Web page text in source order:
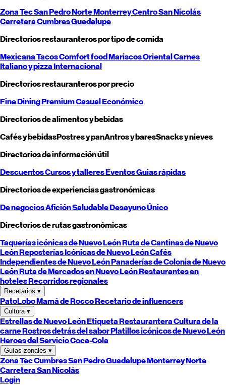
Zona TecSan PedroNorteMonterreyCentroSan Nicolás
CarreteraCumbresGuadalupe
Directorios restauranteros por tipo de comida
MexicanaTacosComfort foodMariscosOrientalCarnes
Italiano y pizzaInternacional
Directorios restauranteros por precio
Fine DiningPremiumCasualEconómico
Directorios de alimentos y bebidas
Cafés y bebidasPostres y panAntros y baresSnacks y nieves
Directorios de información útil
DescuentosCursos y talleresEventosGuías rápidas
Directorios de experiencias gastronómicas
De negociosAficiónSaludableDesayunoÚnico
Directorios de rutas gastronómicas
Taquerías icónicas deNuevo LeónRuta de Cantinas deNuevo
LeónReposterías Icónicas deNuevo LeónCafés
Independientes deNuevo LeónPanaderías de Colonia deNuevo
LeónRuta de Mercados enNuevo LeónRestaurantes en
hotelesRecorridos regionales
Recetarios ▾
PatoLoboMamá de RoccoRecetario de influencers
Cultura ▾
Estrellas deNuevo LeónEtiqueta RestauranteraCultura de la
carneRostros detrás del saborPlatillos icónicos deNuevo León
Heroes del Servicio Coca-Cola
Guías zonales ▾
Zona TecCumbresSan PedroGuadalupeMonterreyNorte
CarreteraSan Nicolás
Login